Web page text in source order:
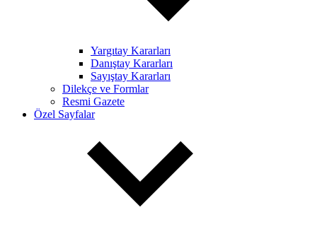
Yargıtay Kararları
Danıştay Kararları
Sayıştay Kararları
Dilekçe ve Formlar
Resmi Gazete
Özel Sayfalar